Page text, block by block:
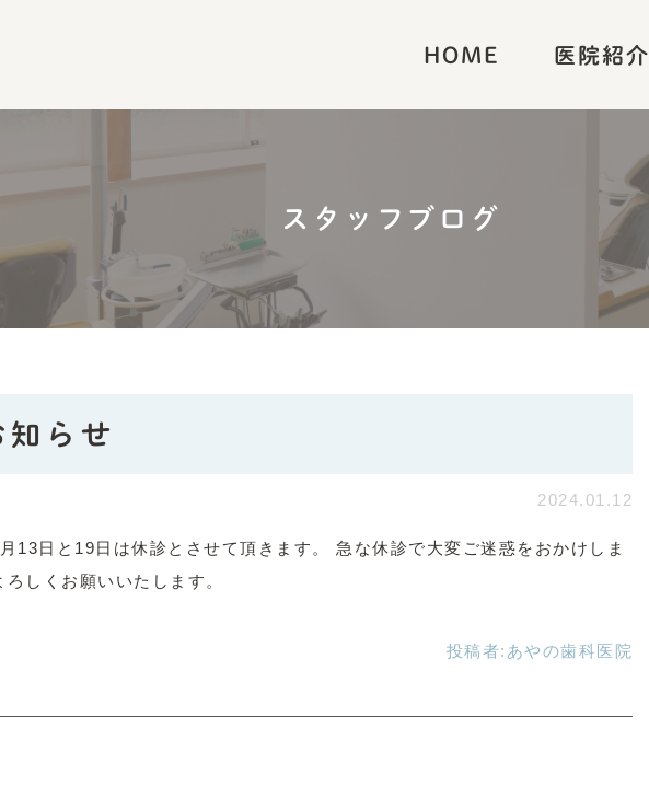
HOME 医院紹介
スタッフブログ
ホワイトニング セラミック治療
矯正歯科
訪問歯科診療
スタッフブログ
知らせ
2024.01.12
13日と19日は休診とさせて頂きます。 急な休診で大変ご迷惑をおかけしま
しくお願いいたします。
投稿者: あやの歯科医院